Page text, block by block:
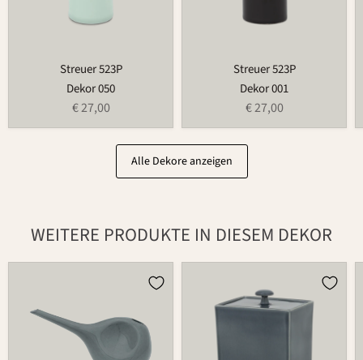
Streuer 523P
Dekor 050
€ 27,00
Streuer 523P
Dekor 001
€ 27,00
Alle Dekore anzeigen
WEITERE PRODUKTE IN DIESEM DEKOR